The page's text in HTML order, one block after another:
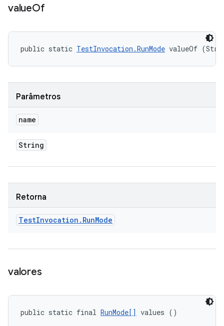
valueOf
public static TestInvocation.RunMode valueOf
Parâmetros
name
String
Retorna
TestInvocation . RunMode
valores
public static final RunMode[] values ()